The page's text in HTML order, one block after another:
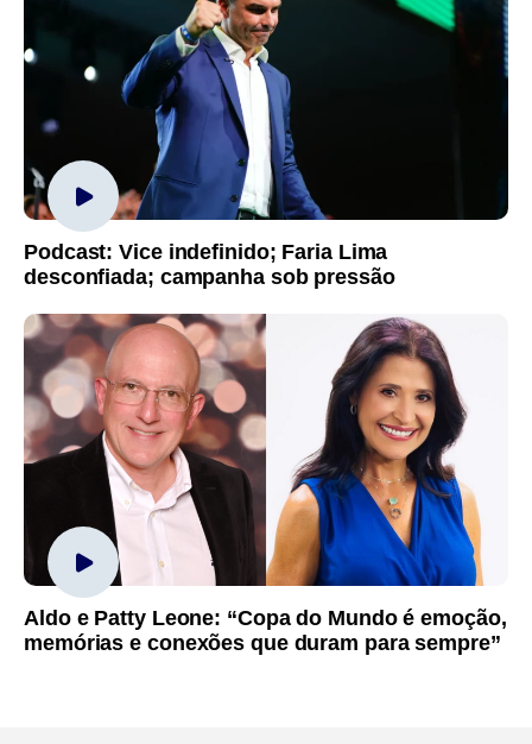
Podcast: Vice indefinido; Faria Lima
desconfiada; campanha sob pressão
Aldo e Patty Leone: “Copa do Mundo é emoção,
memórias e conexões que duram para sempre”